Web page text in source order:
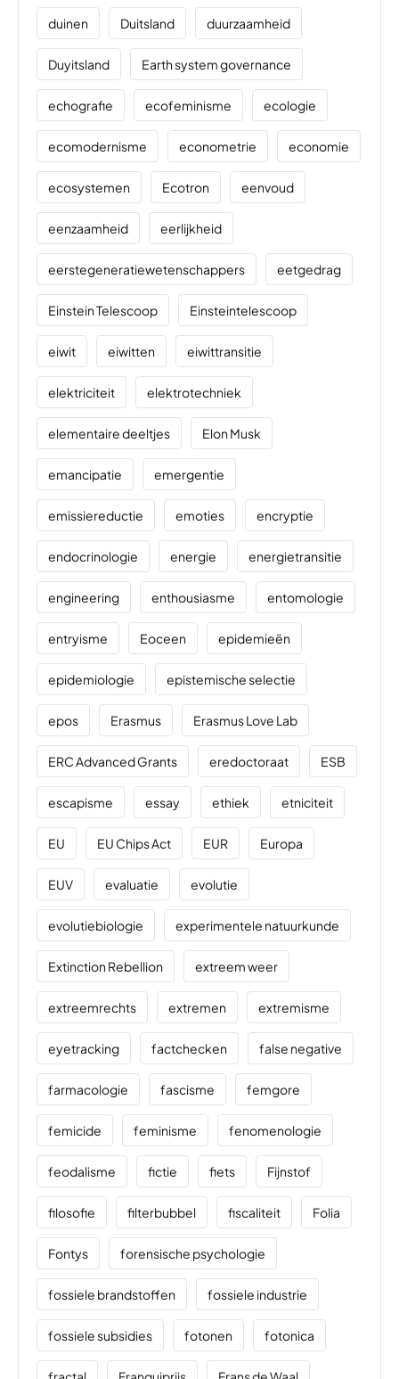
duinen Duitsland duurzaamheid
Duyitsland Earth system governance
echografie ecofeminisme ecologie
ecomodernisme econometrie economie
ecosystemen Ecotron eenvoud
eenzaamheid eerlijkheid
eerstegeneratiewetenschappers eetgedrag
Einstein Telescoop Einsteintelescoop
eiwit eiwitten eiwittransitie
elektriciteit elektrotechniek
elementaire deeltjes Elon Musk
emancipatie emergentie
emissiereductie emoties encryptie
endocrinologie energie energietransitie
engineering enthousiasme entomologie
entryisme Eoceen epidemieën
epidemiologie epistemische selectie
epos Erasmus Erasmus Love Lab
ERC Advanced Grants eredoctoraat ESB
escapisme essay ethiek etniciteit
EU EU Chips Act EUR Europa
EUV evaluatie evolutie
evolutiebiologie experimentele natuurkunde
Extinction Rebellion extreem weer
extreemrechts extremen extremisme
eyetracking factchecken false negative
farmacologie fascisme femgore
femicide feminisme fenomenologie
feodalisme fictie fiets Fijnstof
filosofie filterbubbel fiscaliteit Folia
Fontys forensische psychologie
fossiele brandstoffen fossiele industrie
fossiele subsidies fotonen fotonica